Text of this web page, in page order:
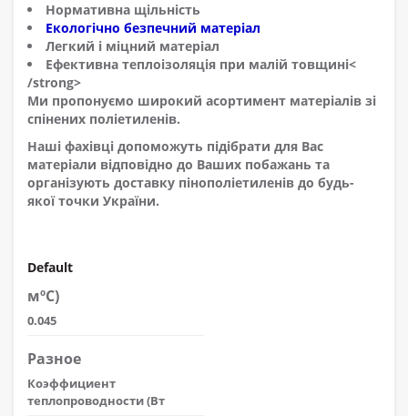
Нормативна щільність
Екологічно безпечний матеріал
Легкий і міцний матеріал
Ефективна теплоізоляція при малій товщині<
/strong>
Ми пропонуємо широкий асортимент матеріалів зі
спінених поліетиленів.
Наші фахівці допоможуть підібрати для Вас
матеріали відповідно до Ваших побажань та
організують доставку пінополіетиленів до будь-
якої точки України.
Default
мºС)
0.045
Разное
Коэффициент
теплопроводности (Вт